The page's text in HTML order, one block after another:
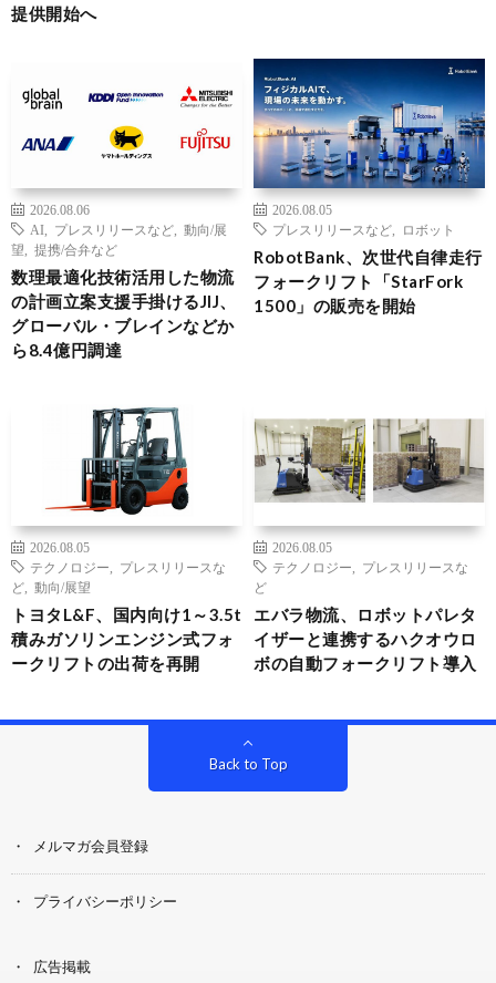
提供開始へ
2026.08.06
AI
プレスリリースなど
動向/展
望
提携/合弁など
数理最適化技術活用した物流
の計画立案支援手掛けるJIJ、
グローバル・ブレインなどか
ら8.4億円調達
2026.08.05
プレスリリースなど
ロボット
RobotBank、次世代自律走行
フォークリフト「StarFork
1500」の販売を開始
2026.08.05
テクノロジー
プレスリリースな
ど
動向/展望
トヨタL&F、国内向け1～3.5t
積みガソリンエンジン式フォ
ークリフトの出荷を再開
2026.08.05
テクノロジー
プレスリリースな
ど
エバラ物流、ロボットパレタ
イザーと連携するハクオウロ
ボの自動フォークリフト導入
Back to Top
メルマガ会員登録
プライバシーポリシー
広告掲載